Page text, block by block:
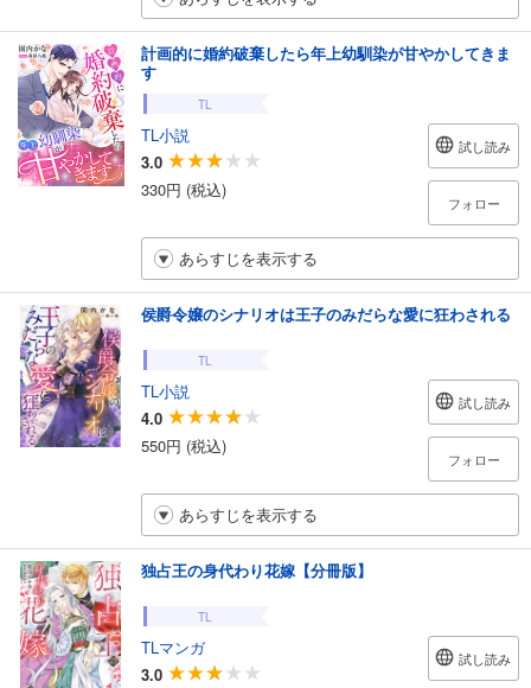
計画的に婚約破棄したら年上幼馴染が甘やかしてきま
す
TL
TL小説
3.0
330円 (税込)
試し読み
フォロー
あらすじを表示する
侯爵令嬢のシナリオは王子のみだらな愛に狂わされる
TL
TL小説
4.0
550円 (税込)
試し読み
フォロー
あらすじを表示する
独占王の身代わり花嫁【分冊版】
TL
TLマンガ
3.0
試し読み